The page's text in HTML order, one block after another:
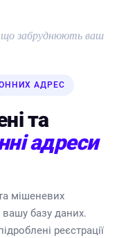
що забруднюють ваш
АДРЕС
та
адреси
мішеневих
базу даних.
реєстрації